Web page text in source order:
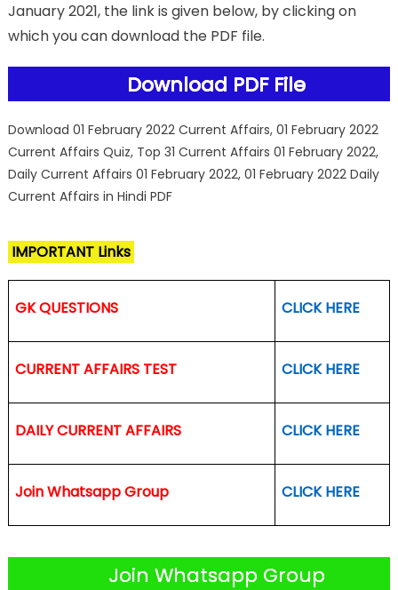
January 2021, the link is given below, by clicking on
which you can download the PDF file.
Download PDF File
Download 01 February 2022 Current Affairs, 01 February 2022
Current Affairs Quiz, Top 31 Current Affairs 01 February 2022,
Daily Current Affairs 01 February 2022, 01 February 2022 Daily
Current Affairs in Hindi PDF
IMPORTANT Links
GK QUESTIONS CLICK HERE
CURRENT AFFAIRS TEST CLICK HERE
DAILY CURRENT AFFAIRS CLICK HERE
Join Whatsapp Group CLICK HERE
Join Whatsapp Group